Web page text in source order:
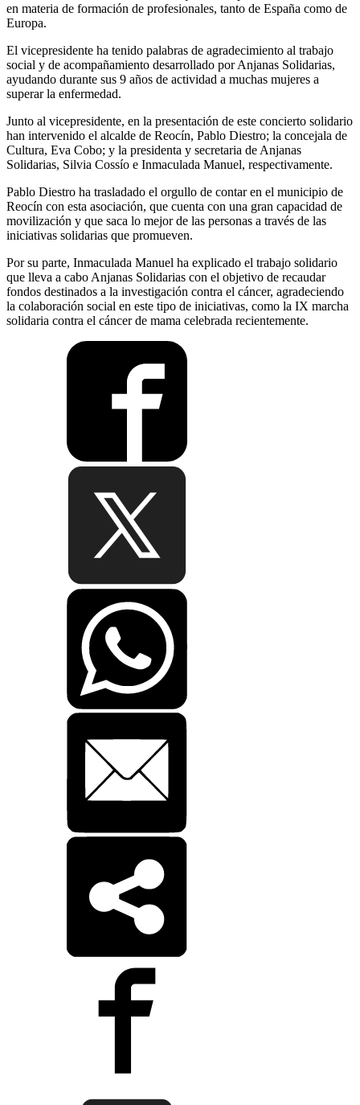
en materia de formación de profesionales, tanto de España como de
Europa.
El vicepresidente ha tenido palabras de agradecimiento al trabajo
social y de acompañamiento desarrollado por Anjanas Solidarias,
ayudando durante sus 9 años de actividad a muchas mujeres a
superar la enfermedad.
Junto al vicepresidente, en la presentación de este concierto solidario
han intervenido el alcalde de Reocín, Pablo Diestro; la concejala de
Cultura, Eva Cobo; y la presidenta y secretaria de Anjanas
Solidarias, Silvia Cossío e Inmaculada Manuel, respectivamente.
Pablo Diestro ha trasladado el orgullo de contar en el municipio de
Reocín con esta asociación, que cuenta con una gran capacidad de
movilización y que saca lo mejor de las personas a través de las
iniciativas solidarias que promueven.
Por su parte, Inmaculada Manuel ha explicado el trabajo solidario
que lleva a cabo Anjanas Solidarias con el objetivo de recaudar
fondos destinados a la investigación contra el cáncer, agradeciendo
la colaboración social en este tipo de iniciativas, como la IX marcha
solidaria contra el cáncer de mama celebrada recientemente.